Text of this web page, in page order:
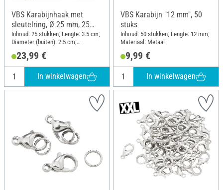
VBS Karabijnhaak met
sleutelring, Ø 25 mm, 25
stuks
Inhoud: 25 stukken; Lengte: 3.5 cm;
Diameter (buiten): 2.5 cm;
23,99 €
In winkelwagen
VBS Karabijn "12 mm", 50
stuks
Inhoud: 50 stukken; Lengte: 12 mm;
Materiaal: Metaal
9,99 €
In winkelwagen